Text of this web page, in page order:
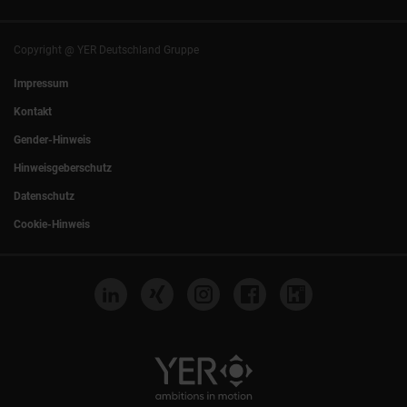
Rostock| Berlin
Copyright @ YER Deutschland Gruppe
Impressum
Kontakt
Gender-Hinweis
Hinweisgeberschutz
Datenschutz
Cookie-Hinweis